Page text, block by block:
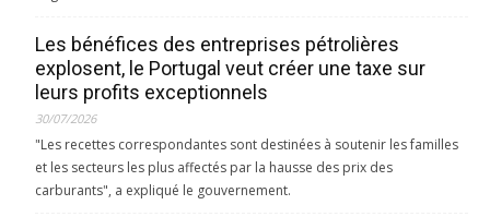
Les bénéfices des entreprises pétrolières
explosent, le Portugal veut créer une taxe sur
leurs profits exceptionnels
30/07/2026
"Les recettes correspondantes sont destinées à soutenir les familles
et les secteurs les plus affectés par la hausse des prix des
carburants", a expliqué le gouvernement.